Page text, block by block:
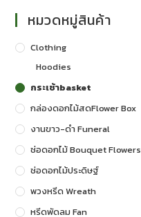
หมวดหมู่สินค้า
Clothing
Hoodies
กระเช้าbasket
กล่องดอกไม้สดFlower Box
งานขาว-ดำ Funeral
ช่อดอกไม้ Bouquet Flowers
ช่อดอกไม้ประดิษฐ์
พวงหรีด Wreath
หรีดพัดลม Fan